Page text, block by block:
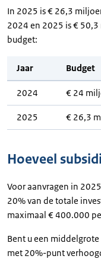
In 2025 is € 26,3
2024 en 2025 is €
budget:
Jaar Budget
2024 € 24
2025 € 26,3
Hoeveel
Voor aanvragen in
20% van de totale
maximaal € 400.000
Bent u een
met 20%-punt